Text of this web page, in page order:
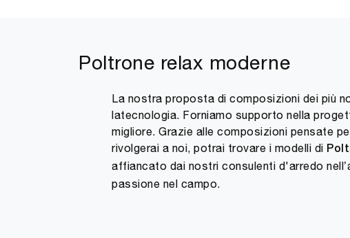
Poltrone relax moderne
La nostra proposta di composizioni dei più
latecnologia. Forniamo supporto nella
migliore. Grazie alle composizioni pensate
rivolgerai a noi, potrai trovare i modelli di
affiancato dai nostri consulenti d'arredo
passione nel campo.